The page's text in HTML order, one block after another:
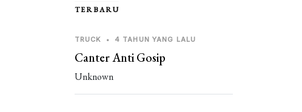
TERBARU
TRUCK • 4 TAHUN YANG LALU
Canter Anti Gosip
Unknown